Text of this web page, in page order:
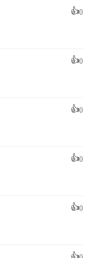
👍0
👍0
👍0
👍0
👍0